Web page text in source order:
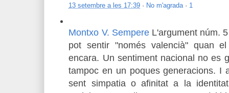
13 setembre a les 17:39 · No m'agrada · 1
Montxo V. Sempere L'argument núm.
pot sentir "només valencià" quan
encara. Un sentiment nacional no es
tampoc en un poques generacions. I
sent simpatia o afinitat a la